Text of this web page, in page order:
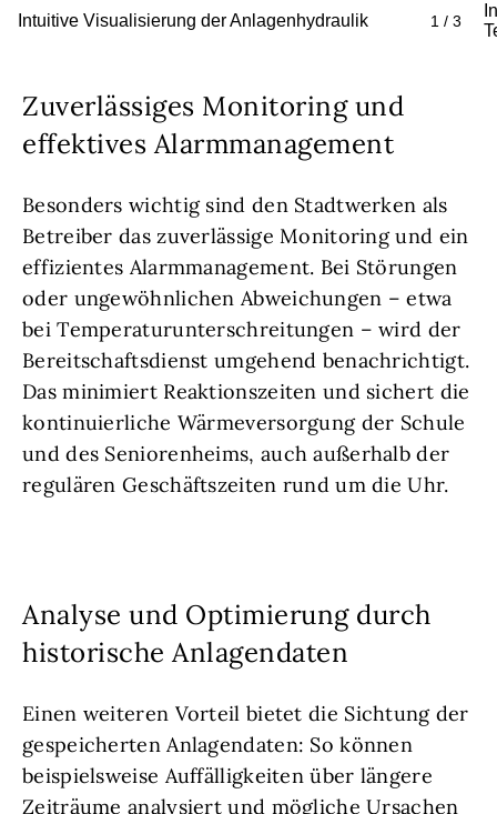
1 / 3
Intuitive Visualisierung der Anlagenhydraulik
Zuverlässiges Monitoring und
effektives Alarmmanagement
Besonders wichtig sind den Stadtwerken als
Betreiber das zuverlässige Monitoring und ein
effizientes Alarmmanagement. Bei Störungen
oder ungewöhnlichen Abweichungen – etwa
bei Temperaturunterschreitungen – wird der
Bereitschaftsdienst umgehend benachrichtigt.
Das minimiert Reaktionszeiten und sichert die
kontinuierliche Wärmeversorgung der Schule
und des Seniorenheims, auch außerhalb der
regulären Geschäftszeiten rund um die Uhr.
Analyse und Optimierung durch
historische Anlagendaten
Einen weiteren Vorteil bietet die Sichtung der
gespeicherten Anlagendaten: So können
beispielsweise Auffälligkeiten über längere
Zeiträume analysiert und mögliche Ursachen